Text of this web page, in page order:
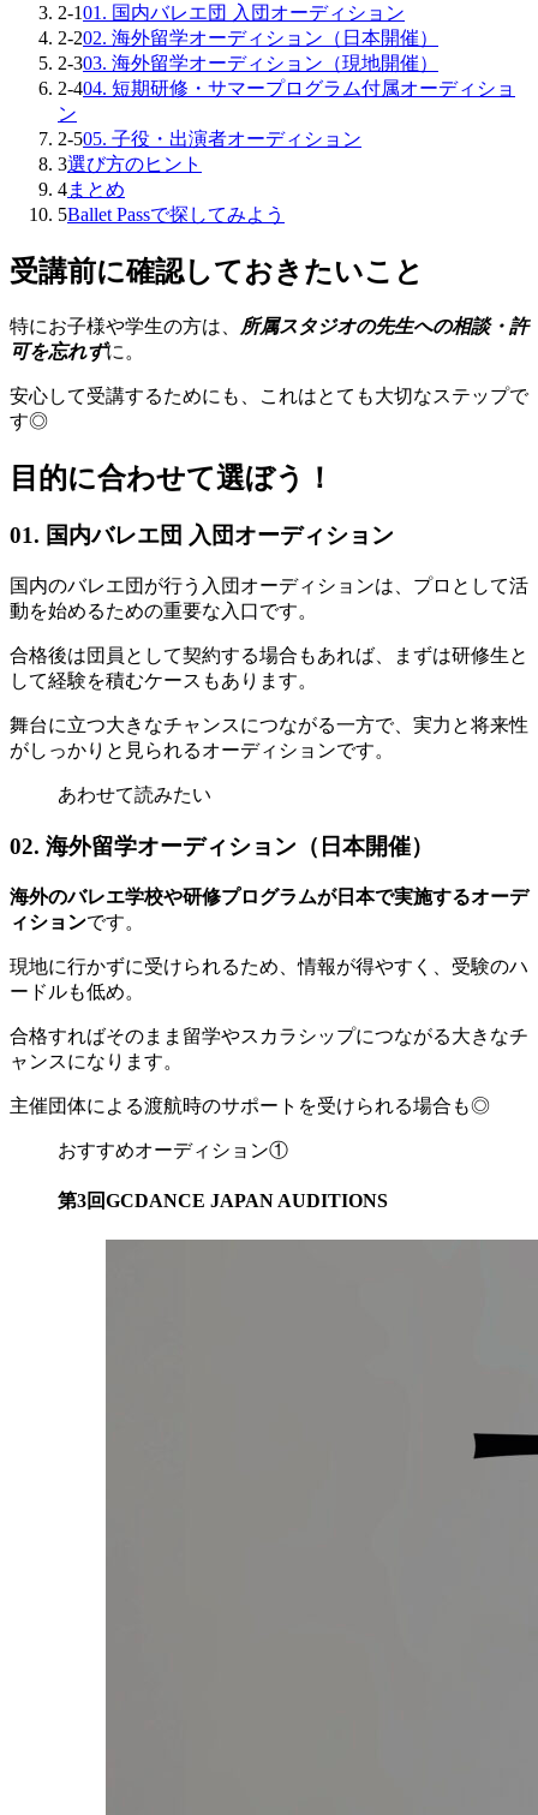
2-101. 国内バレエ団 入団オーディション
2-202. 海外留学オーディション（日本開催）
2-303. 海外留学オーディション（現地開催）
2-404. 短期研修・サマープログラム付属オーディショ
ン
2-505. 子役・出演者オーディション
3選び方のヒント
4まとめ
5Ballet Passで探してみよう
受講前に確認しておきたいこと
特にお子様や学生の方は、
所属スタジオの先生への相談・許
可を忘れずに。
安心して受講するためにも、これはとても大切なステップで
す◎
目的に合わせて選ぼう！
01. 国内バレエ団 入団オーディション
国内のバレエ団が行う入団オーディションは、プロとして活
動を始めるための重要な入口です。
合格後は団員として契約する場合もあれば、まずは研修生と
して経験を積むケースもあります。
舞台に立つ大きなチャンスにつながる一方で、実力と将来性
がしっかりと見られるオーディションです。
あわせて読みたい
02. 海外留学オーディション（日本開催）
海外のバレエ学校や研修プログラムが日本で実施するオーデ
ィションです。
現地に行かずに受けられるため、情報が得やすく、受験のハ
ードルも低め。
合格すればそのまま留学やスカラシップにつながる大きなチ
ャンスになります。
主催団体による渡航時のサポートを受けられる場合も◎
おすすめオーディション①
第3回GCDANCE JAPAN AUDITIONS